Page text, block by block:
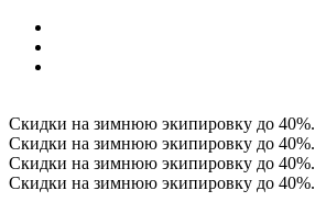
Скидки на зимнюю экипировку до 40%.
Скидки на зимнюю экипировку до 40%.
Скидки на зимнюю экипировку до 40%.
Скидки на зимнюю экипировку до 40%.